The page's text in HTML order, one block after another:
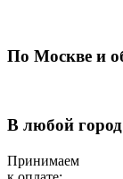
По Москве и
В любой
Принимаем